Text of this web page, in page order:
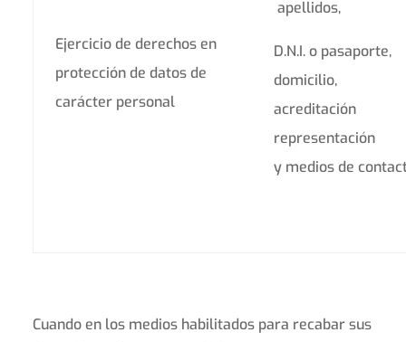
Ejercicio de derechos en
protección de datos de
carácter personal
apellidos,
D.N.I. o pasaporte,
domicilio,
acreditación
y medios de
Cuando en los medios habilitados para recabar sus